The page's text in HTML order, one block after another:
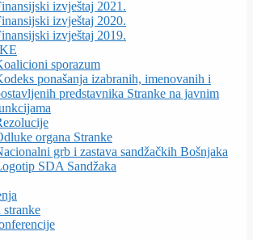
izvještaj 2021.
izvještaj 2020.
izvještaj 2019.
sporazum
ponašanja izabranih, imenovanih i
predstavnika Stranke na javnim
organa Stranke
grb i zastava sandžačkih Bošnjaka
SDA Sandžaka
stranke